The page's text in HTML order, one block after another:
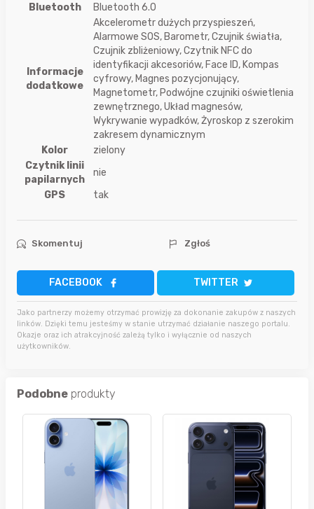
Bluetooth
Bluetooth 6.0
Informacje
dodatkowe
Akcelerometr dużych przyspieszeń,
Alarmowe SOS, Barometr, Czujnik światła,
Czujnik zbliżeniowy, Czytnik NFC do
identyfikacji akcesoriów, Face ID, Kompas
cyfrowy, Magnes pozycjonujący,
Magnetometr, Podwójne czujniki oświetlenia
zewnętrznego, Układ magnesów,
Wykrywanie wypadków, Żyroskop z szerokim
zakresem dynamicznym
Kolor
zielony
Czytnik linii
papilarnych
nie
GPS
tak
Skomentuj Zgłoś
FACEBOOK TWITTER
Jako partnerzy możemy otrzymać prowizję za dokonanie zakupów z naszych
linków. Dzięki temu jesteśmy w stanie utrzymać działanie naszego portalu.
Okazje oraz ich atrakcyjność zależą tylko i wyłącznie od naszych
użytkowników.
Podobne produkty